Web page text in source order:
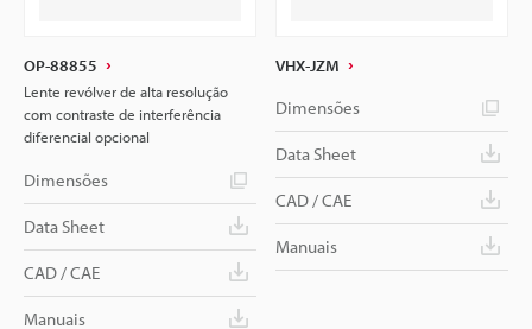
OP-88855
Lente revólver de alta resolução
com contraste de interferência
diferencial opcional
Dimensões
Data Sheet
CAD / CAE
Manuais
VHX-JZM
Dimensões
Data Sheet
CAD / CAE
Manuais